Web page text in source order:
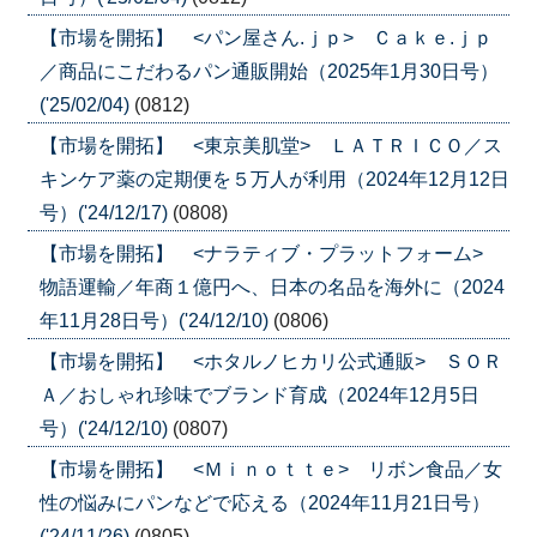
【市場を開拓】 <パン屋さん.ｊｐ> Ｃａｋｅ.ｊｐ
／商品にこだわるパン通販開始（2025年1月30日号）
('25/02/04) (0812)
【市場を開拓】 <東京美肌堂> ＬＡＴＲＩＣＯ／ス
キンケア薬の定期便を５万人が利用（2024年12月12日
号）('24/12/17) (0808)
【市場を開拓】 <ナラティブ・プラットフォーム>
物語運輸／年商１億円へ、日本の名品を海外に（2024
年11月28日号）('24/12/10) (0806)
【市場を開拓】 <ホタルノヒカリ公式通販> ＳＯＲ
Ａ／おしゃれ珍味でブランド育成（2024年12月5日
号）('24/12/10) (0807)
【市場を開拓】 <Ｍｉｎｏｔｔｅ> リボン食品／女
性の悩みにパンなどで応える（2024年11月21日号）